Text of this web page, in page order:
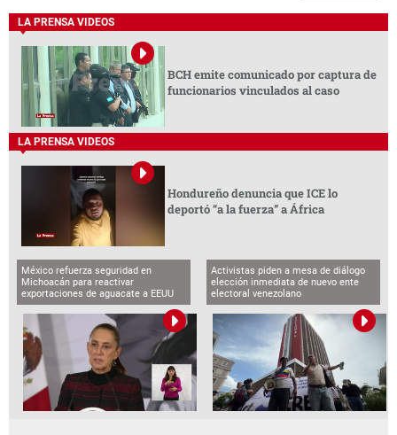
LA PRENSA VIDEOS
BCH emite comunicado por captura de
funcionarios vinculados al caso
LA PRENSA VIDEOS
Hondureño denuncia que ICE lo
deportó “a la fuerza” a África
México refuerza seguridad en
Michoacán para reactivar
exportaciones de aguacate a EEUU
Activistas piden a mesa de diálogo
elección inmediata de nuevo ente
electoral venezolano